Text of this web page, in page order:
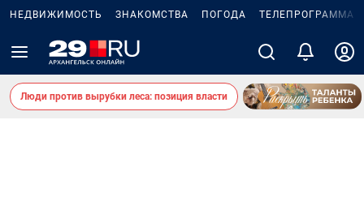
НЕДВИЖИМОСТЬ ЗНАКОМСТВА ПОГОДА ТЕЛЕПРОГРАММА
Люди против вырубки леса: позиция власти